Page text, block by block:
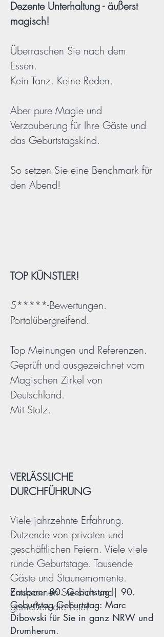
DezenteUnterhaltung - äußerst
magisch!
Überraschen Sie nach dem
Essen.
Kein Tanz. Keine Reden.
Aber pure Magie und
Verzauberung für Ihre Gäste und
das Geburtstagskind.
So setzen Sie eine Benchmark für
den Abend!
TOP KÜNSTLER!
5*****-Bewertungen.
Portalübergreifend.
Top Meinungen und Referenzen.
Geprüft und ausgezeichnet vom
Magischen Zirkel von
Deutschland.
Mit Stolz.
VERLÄSSLICHE
DURCHFÜHRUNG
Viele jahrzehnte Erfahrung.
Dutzende von privaten und
geschäftlichen Feiern. Viele viele
runde Geburtstage. Tausende
Gäste und Staunemomente.
Entspannen Sie sich und
genießen die Fete!
Zauberer80. Geburtstag| 90.
Geburtstag Geburtstag: Marc
Dibowski für Sie in ganz NRW und
Drumherum.